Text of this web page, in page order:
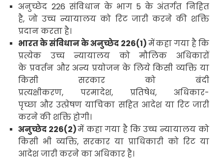
अनुच्छेद 226 संविधान के भाग 5के अंतर्गत निहित
है,जो उच्च न्यायालय को रिट जारी करने की शक्ति
प्रदान करता है।
भारत के संविधान के अनुच्छेद 226(1)मेंकहा गया है कि
प्रत्येक उच्च न्यायालय को मौलिक अधिकारों
के प्रवर्तन और अन्य प्रयोजन के लिये किसी व्यक्ति या
किसी सरकार को बंदी
प्रत्यक्षीकरण,परमादेश, प्रतिषेध, अधिकार-
पृच्छा और उत्प्रेषण याचिका सहित आदेश या रिट जारी
करने की शक्ति होगी।
अनुच्छेद 226(2)में कहा गया है कि उच्च न्यायालय को
किसी भी व्यक्ति,सरकार या प्राधिकारी को रिट या
आदेश जारी करने का अधिकार है।